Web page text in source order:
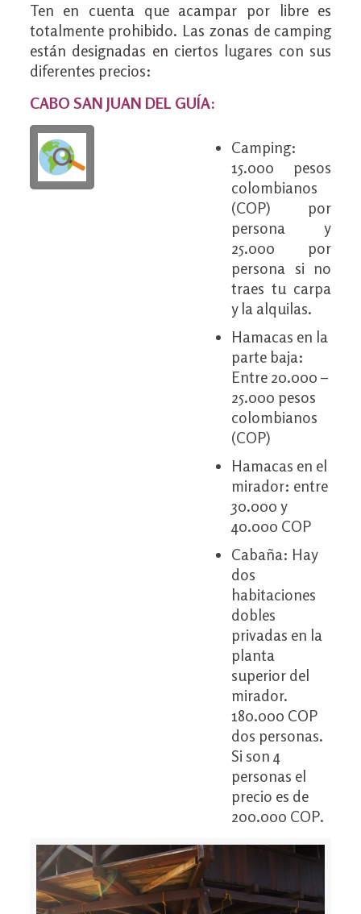
Ten en cuenta que acampar por libre es
totalmente prohibido. Las zonas de camping
están designadas en ciertos lugares con sus
diferentes precios:
CABO SAN JUAN DEL GUÍA:
Camping:
15.000 pesos
colombianos
(COP) por
persona y
25.000 por
persona si no
traes tu carpa
y la alquilas.
Hamacas en la
parte baja:
Entre 20.000 –
25.000 pesos
colombianos
(COP)
Hamacas en el
mirador: entre
30.000 y
40.000 COP
Cabaña: Hay
dos
habitaciones
dobles
privadas en la
planta
superior del
mirador.
180.000 COP
dos personas.
Si son 4
personas el
precio es de
200.000 COP.